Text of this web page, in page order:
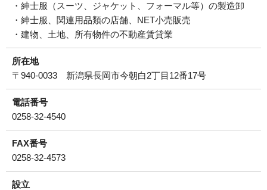
・紳士服（スーツ、ジャケット、フォーマル等）の製造卸
・紳士服、関連用品類の店舗、NET小売販売
・建物、土地、所有物件の不動産賃貸業
所在地
〒940-0033 新潟県長岡市今朝白2丁目12番17号
電話番号
0258-32-4540
FAX番号
0258-32-4573
設立